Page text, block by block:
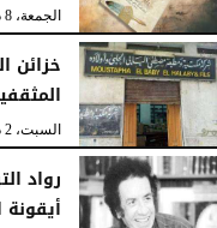
الجمعة، 8 ديسمبر 2023
خزائن
السبت، 2 ديسمبر 2023
رواد